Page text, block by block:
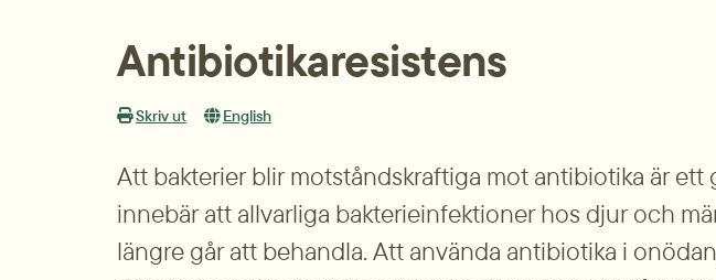
Antibiotikaresistens
Skriv ut English
Att bakterier blir motståndskraftiga mot antibiotika är ett
innebär att allvarliga bakterieinfektioner hos djur och
längre går att behandla. Att använda antibiotika i